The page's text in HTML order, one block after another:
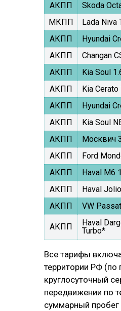
АКПП
Skoda
МКПП
Lada Niva
АКПП
Hyundai
АКПП
Changan
АКПП
Kia Soul
АКПП
Kia Cerato
АКПП
Hyundai
АКПП
Kia Soul
АКПП
Москвич
АКПП
Ford
АКПП
Haval M6
АКПП
Haval
АКПП
VW
АКПП
Haval
Turbo*
Все тарифы
территории РФ (по
круглосуточный
передвижении по
суммарный пробег